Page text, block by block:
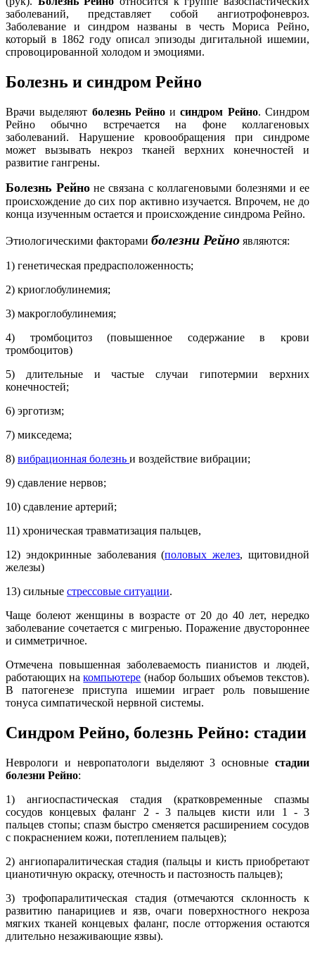
заболеваний, представляет собой ангиотрофоневроз.
Заболевание и синдром названы в честь Мориса Рейно,
который в 1862 году описал эпизоды дигитальной ишемии,
спровоцированной холодом и эмоциями.
Болезнь и синдром Рейно
Врачи выделяют болезнь Рейноисиндром Рейно. Синдром
Рейно обычно встречается на фоне коллагеновых
заболеваний. Нарушение кровообращения при синдроме
может вызывать некроз тканей верхних конечностей и
развитие гангрены.
Болезнь Рейно не связана с коллагеновыми болезнями и ее
происхождение до сих пор активно изучается. Впрочем, не до
конца изученным остается и происхождение синдрома Рейно.
Этиологическими факторами болезни Рейно являются:
1) генетическая предрасположенность;
2) криоглобулинемия;
3) макроглобулинемия;
4) тромбоцитоз (повышенное содержание в крови
тромбоцитов)
5) длительные и частые случаи гипотермии верхних
конечностей;
6) эрготизм;
7) микседема;
8) вибрационная болезнь и воздействие вибрации;
9) сдавление нервов;
10) сдавление артерий;
11) хроническая травматизация пальцев,
12) эндокринные заболевания (половых желез, щитовидной
железы)
13) сильные стрессовые ситуации.
Чаще болеют женщины в возрасте от 20 до 40 лет, нередко
заболевание сочетается с мигренью. Поражение двустороннее
и симметричное.
Отмечена повышенная заболеваемость пианистов и людей,
работающих накомпьютере (набор больших объемов текстов).
В патогенезе приступа ишемии играет роль повышение
тонуса симпатической нервной системы.
Синдром Рейно, болезнь Рейно: стадии
Неврологи и невропатологи выделяют 3 основные стадии
болезни Рейно:
1) ангиоспастическая стадия (кратковременные спазмы
сосудов концевых фаланг 2 - 3 пальцев кисти или 1 - 3
пальцев стопы; спазм быстро сменяется расширением сосудов
с покраснением кожи, потеплением пальцев);
2) ангиопаралитическая стадия (пальцы и кисть приобретают
цианотичную окраску, отечность и пастозность пальцев);
3) трофопаралитическая стадия (отмечаются склонность к
развитию панарициев и язв, очаги поверхностного некроза
мягких тканей концевых фаланг, после отторжения остаются
длительно незаживающие язвы).